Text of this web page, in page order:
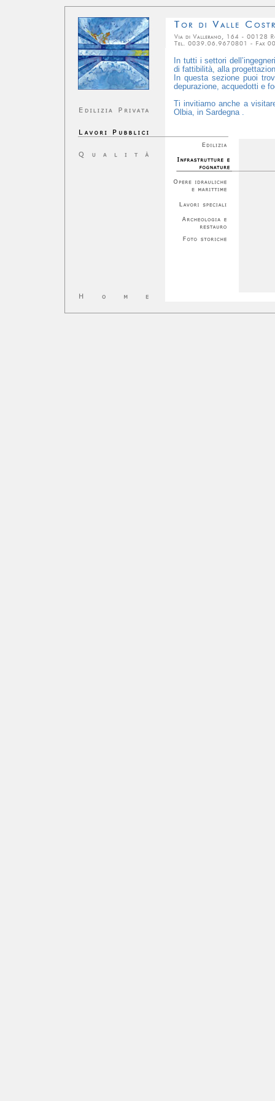
In tutti i settori
di fattibilità, alla
In questa sezione puoi
depurazione, acquedotti e
Ti invitiamo anche a
Olbia, in Sardegna .